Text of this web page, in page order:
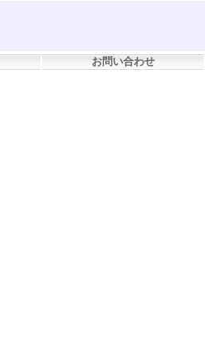
お問い合わせ